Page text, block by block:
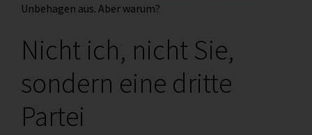
Unbehagen aus. Aber warum?
Nicht ich, nicht Sie,
sondern eine dritte
Partei